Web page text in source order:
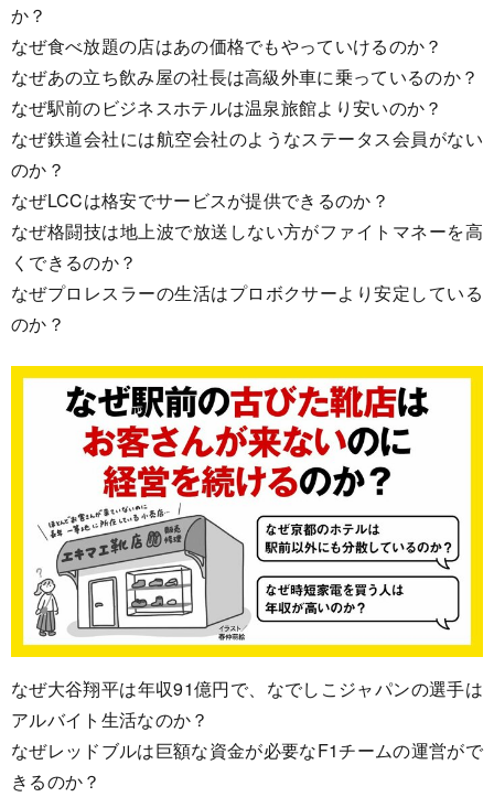
か？
なぜ食べ放題の店はあの価格でもやっていけるのか？
なぜあの立ち飲み屋の社長は高級外車に乗っているのか？
なぜ駅前のビジネスホテルは温泉旅館より安いのか？
なぜ鉄道会社には航空会社のようなステータス会員がない
のか？
なぜLCCは格安でサービスが提供できるのか？
なぜ格闘技は地上波で放送しない方がファイトマネーを高
くできるのか？
なぜプロレスラーの生活はプロボクサーより安定している
のか？
なぜ大谷翔平は年収91億円で、なでしこジャパンの選手は
アルバイト生活なのか？
なぜレッドブルは巨額な資金が必要なF1チームの運営がで
きるのか？